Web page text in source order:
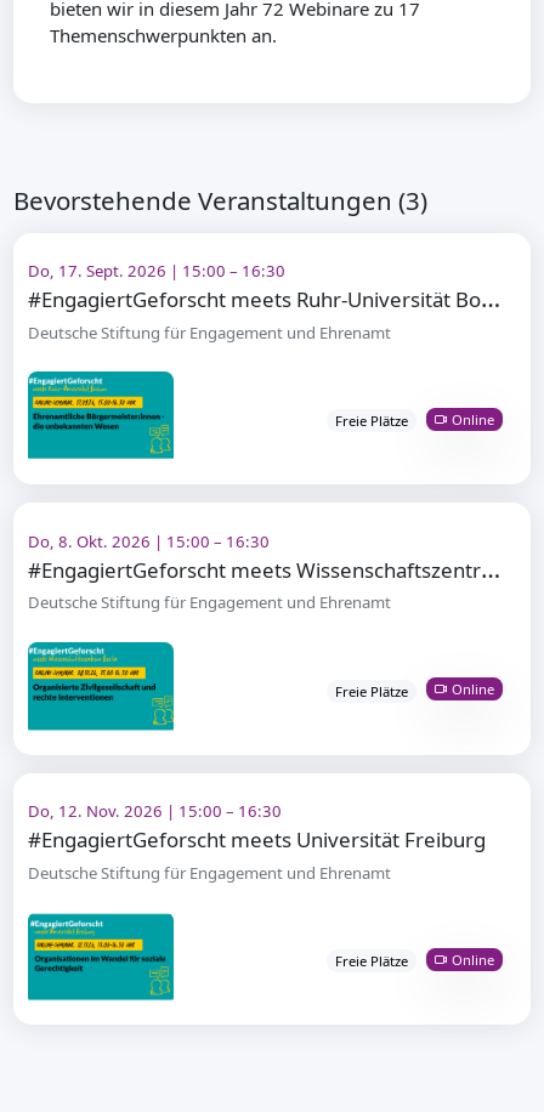
bieten wir in diesem Jahr 72 Webinare zu 17
Themenschwerpunkten an.
Bevorstehende Veranstaltungen (3)
Do, 17. Sept. 2026 | 15:00 – 16:30
#
EngagiertGeforscht meets Ruhr-Universität Bochum
Deutsche Stiftung für Engagement und Ehrenamt
Freie Plätze Online
Do, 8. Okt. 2026 | 15:00 – 16:30
#
EngagiertGeforscht meets Wissenschaftszentrum Berlin
Deutsche Stiftung für Engagement und Ehrenamt
Freie Plätze Online
Do, 12. Nov. 2026 | 15:00 – 16:30
#EngagiertGeforscht meets Universität Freiburg
Deutsche Stiftung für Engagement und Ehrenamt
Freie Plätze Online